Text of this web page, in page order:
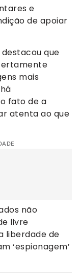
e
de apoiar
que
mais
fato de a
atenta ao que
não
livre
liberdade de
‘espionagem’